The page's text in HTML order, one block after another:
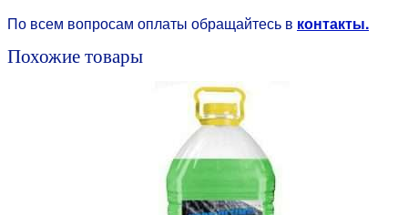
По всем вопросам оплаты обращайтесь в контакты.
Похожие товары